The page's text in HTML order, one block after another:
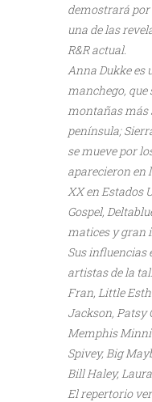
demostrará por
una de las
R&R actual.
Anna Dukke es
manchego, que
montañas más
península;
se mueve por
aparecieron en
XX en Estados
Gospel,
matices y gran
Sus influencias
artistas de la
Fran, Little
Jackson, Patsy
Memphis
Spivey, Big
Bill Haley,
El repertorio